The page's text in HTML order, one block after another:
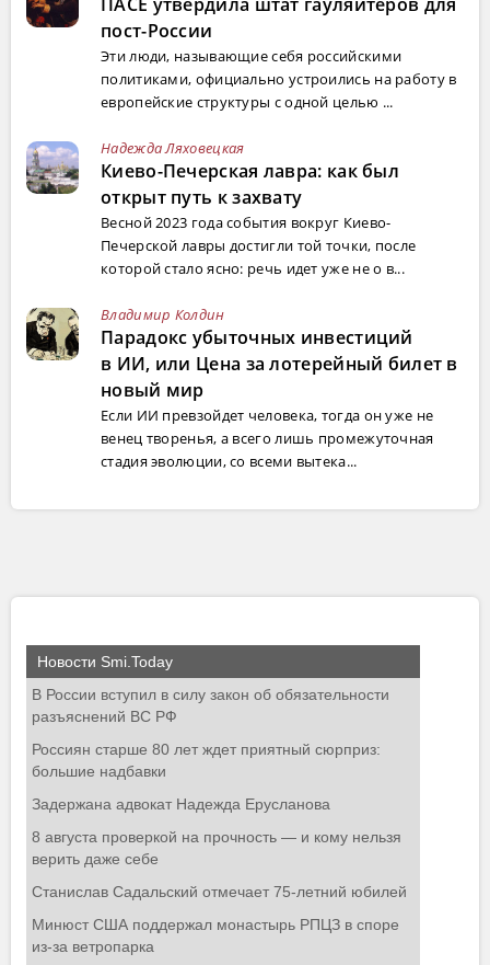
пост-России
Эти люди, называющие себя российскими
политиками, официально устроились на работу в
европейские структуры с одной целью ...
Надежда Ляховецкая
Киево-Печерская лавра: как был
открыт путь к захвату
Весной 2023 года события вокруг Киево-
Печерской лавры достигли той точки, после
которой стало ясно: речь идет уже не о в...
Владимир Колдин
Парадокс убыточных инвестиций
в ИИ, или Цена за лотерейный билет в
новый мир
Если ИИ превзойдет человека, тогда он уже не
венец творенья, а всего лишь промежуточная
стадия эволюции, со всеми вытека...